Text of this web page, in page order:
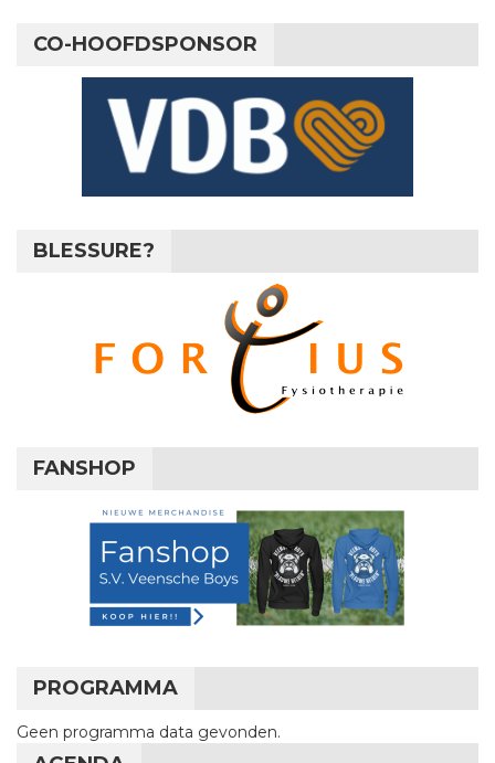
CO-HOOFDSPONSOR
BLESSURE?
FANSHOP
PROGRAMMA
Geen programma data gevonden.